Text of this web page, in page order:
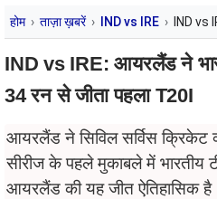
होम ताज़ा ख़बरें IND vs IRE IND vs
IND vs IRE: आयरलैंड ने
34 रन से जीता पहला T20I
आयरलैंड ने सिविल सर्विस क्रिकेट
सीरीज के पहले मुकाबले में भारतीय
आयरलैंड की यह जीत ऐतिहासिक